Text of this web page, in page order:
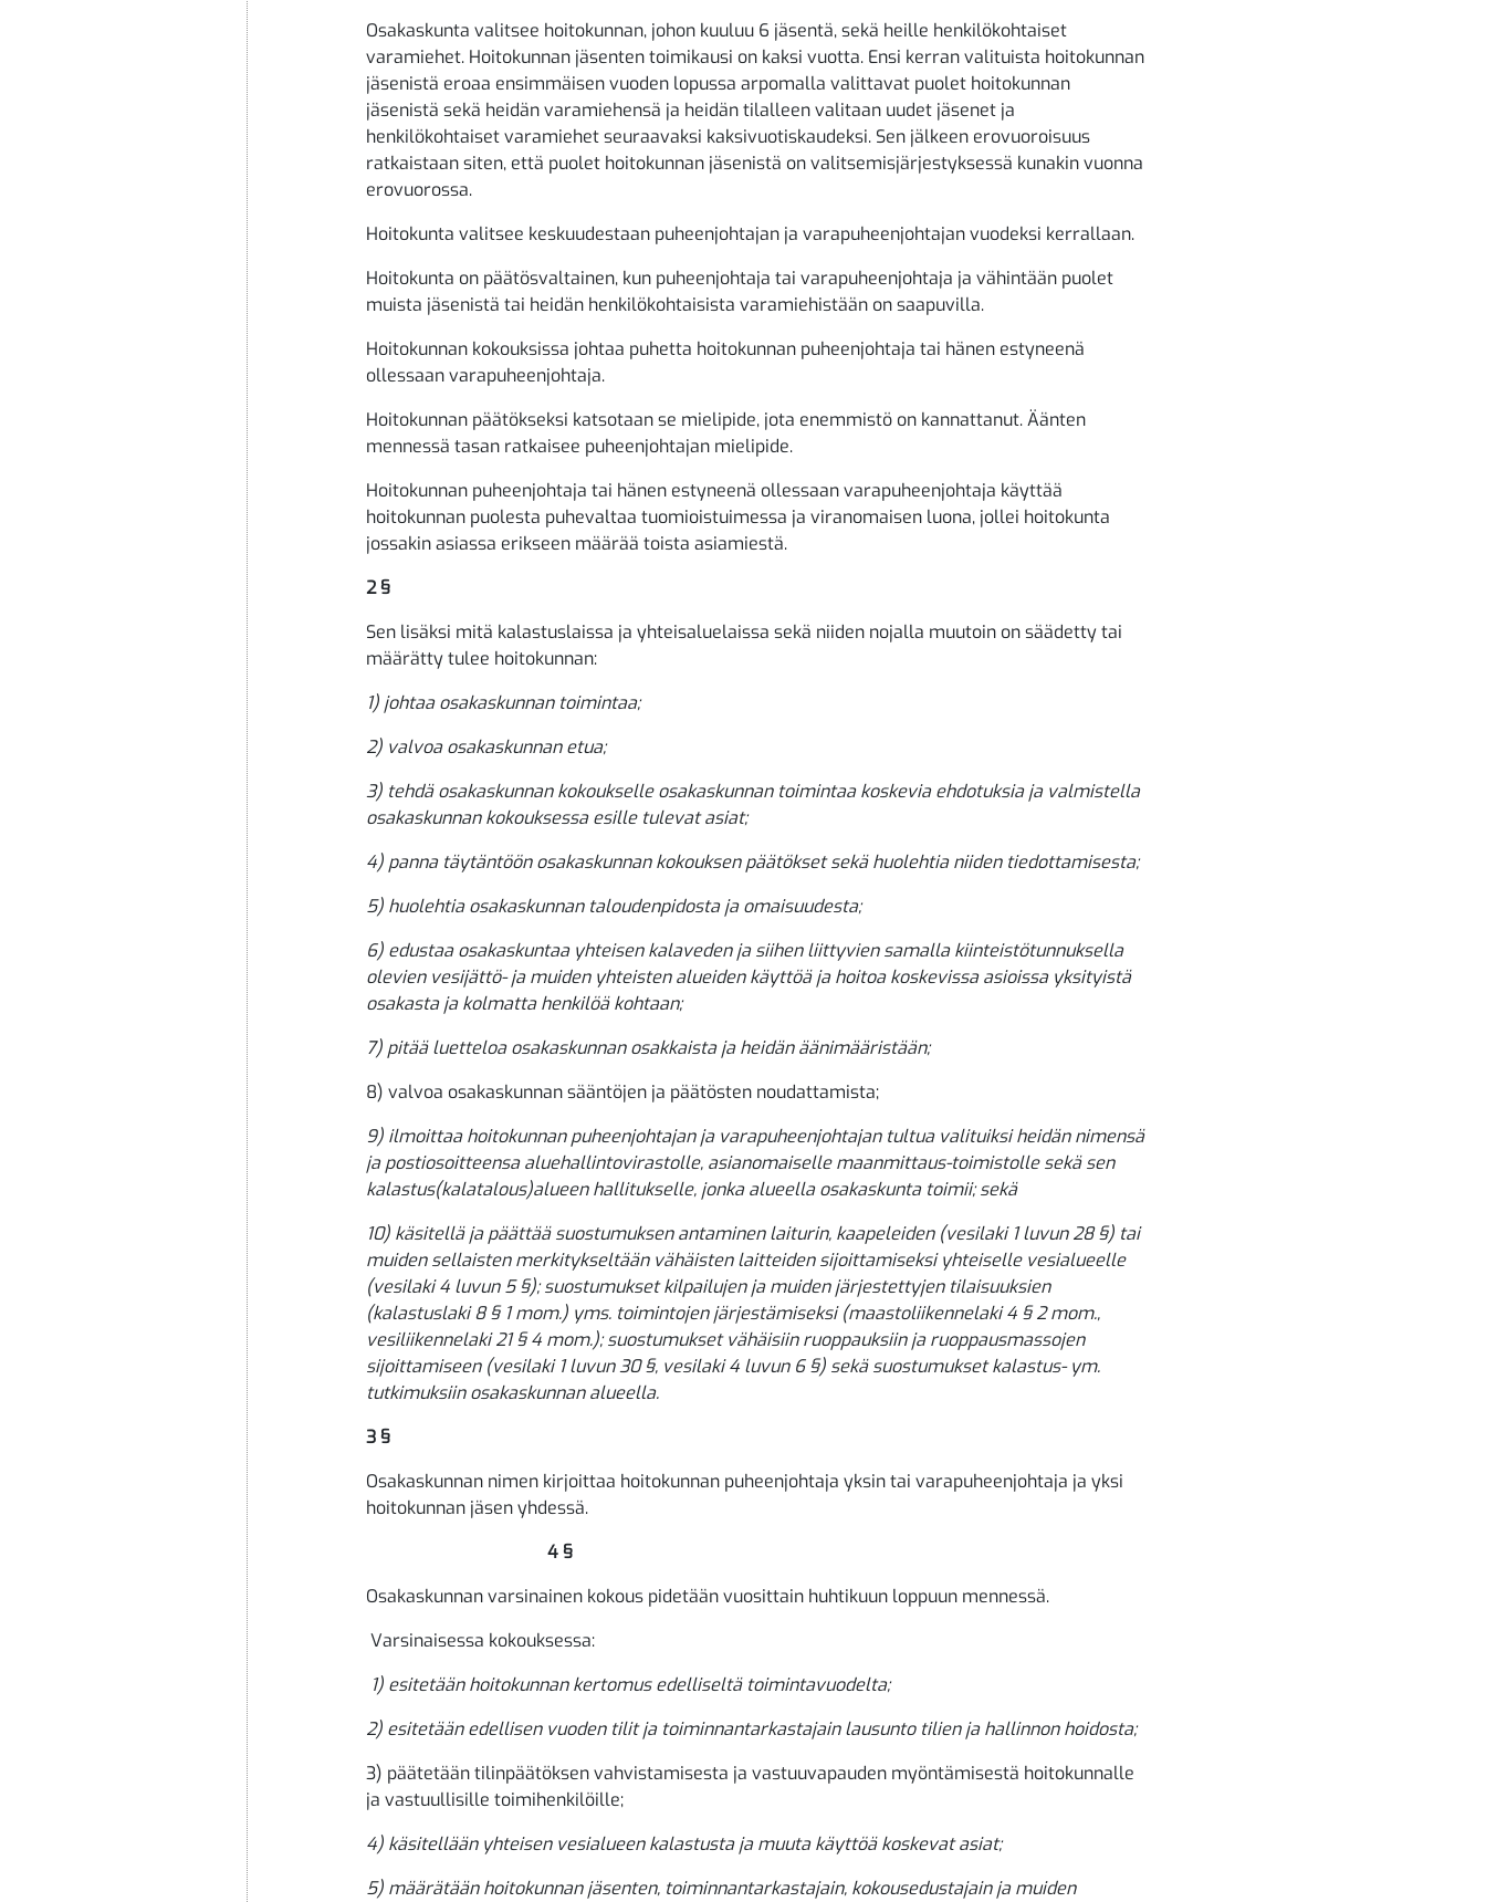
Osakaskunta valitsee hoitokunnan, johon kuuluu 6 jäsentä, sekä heille henkilökohtaiset
varamiehet. Hoitokunnan jäsenten toimikausi on kaksi vuotta. Ensi kerran valituista hoitokunnan
jäsenistä eroaa ensimmäisen vuoden lopussa arpomalla valittavat puolet hoitokunnan
jäsenistä sekä heidän varamiehensä ja heidän tilalleen valitaan uudet jäsenet ja
henkilökohtaiset varamiehet seuraavaksi kaksivuotiskaudeksi. Sen jälkeen erovuoroisuus
ratkaistaan siten, että puolet hoitokunnan jäsenistä on valitsemisjärjestyksessä kunakin vuonna
erovuorossa.
Hoitokunta valitsee keskuudestaan puheenjohtajan ja varapuheenjohtajan vuodeksi kerrallaan.
Hoitokunta on päätösvaltainen, kun puheenjohtaja tai varapuheenjohtaja ja vähintään puolet
muista jäsenistä tai heidän henkilökohtaisista varamiehistään on saapuvilla.
Hoitokunnan kokouksissa johtaa puhetta hoitokunnan puheenjohtaja tai hänen estyneenä
ollessaan varapuheenjohtaja.
Hoitokunnan päätökseksi katsotaan se mielipide, jota enemmistö on kannattanut. Äänten
mennessä tasan ratkaisee puheenjohtajan mielipide.
Hoitokunnan puheenjohtaja tai hänen estyneenä ollessaan varapuheenjohtaja käyttää
hoitokunnan puolesta puhevaltaa tuomioistuimessa ja viranomaisen luona, jollei hoitokunta
jossakin asiassa erikseen määrää toista asiamiestä.
2 §
Sen lisäksi mitä kalastuslaissa ja yhteisaluelaissa sekä niiden nojalla muutoin on säädetty tai
määrätty tulee hoitokunnan:
1) johtaa osakaskunnan toimintaa;
2) valvoa osakaskunnan etua;
3) tehdä osakaskunnan kokoukselle osakaskunnan toimintaa koskevia ehdotuksia ja valmistella
osakaskunnan kokouksessa esille tulevat asiat;
4) panna täytäntöön osakaskunnan kokouksen päätökset sekä huolehtia niiden tiedottamisesta;
5) huolehtia osakaskunnan taloudenpidosta ja omaisuudesta;
6) edustaa osakaskuntaa yhteisen kalaveden ja siihen liittyvien samalla kiinteistötunnuksella
olevien vesijättö- ja muiden yhteisten alueiden käyttöä ja hoitoa koskevissa asioissa yksityistä
osakasta ja kolmatta henkilöä kohtaan;
7) pitää luetteloa osakaskunnan osakkaista ja heidän äänimääristään;
8) valvoa osakaskunnan sääntöjen ja päätösten noudattamista;
9) ilmoittaa hoitokunnan puheenjohtajan ja varapuheenjohtajan tultua valituiksi heidän nimensä
ja postiosoitteensa aluehallintovirastolle, asianomaiselle maanmittaus-toimistolle sekä sen
kalastus(kalatalous)alueen hallitukselle, jonka alueella osakaskunta toimii; sekä
10) käsitellä ja päättää suostumuksen antaminen laiturin, kaapeleiden (vesilaki 1 luvun 28 §) tai
muiden sellaisten merkitykseltään vähäisten laitteiden sijoittamiseksi yhteiselle vesialueelle
(vesilaki 4 luvun 5 §); suostumukset kilpailujen ja muiden järjestettyjen tilaisuuksien
(kalastuslaki 8 § 1 mom.) yms. toimintojen järjestämiseksi (maastoliikennelaki 4 § 2 mom.,
vesiliikennelaki 21 § 4 mom.); suostumukset vähäisiin ruoppauksiin ja ruoppausmassojen
sijoittamiseen (vesilaki 1 luvun 30 §, vesilaki 4 luvun 6 §) sekä suostumukset kalastus- ym.
tutkimuksiin osakaskunnan alueella.
3 §
Osakaskunnan nimen kirjoittaa hoitokunnan puheenjohtaja yksin tai varapuheenjohtaja ja yksi
hoitokunnan jäsen yhdessä.
4 §
Osakaskunnan varsinainen kokous pidetään vuosittain huhtikuun loppuun mennessä.
Varsinaisessa kokouksessa:
1) esitetään hoitokunnan kertomus edelliseltä toimintavuodelta;
2) esitetään edellisen vuoden tilit ja toiminnantarkastajain lausunto tilien ja hallinnon hoidosta;
3) päätetään tilinpäätöksen vahvistamisesta ja vastuuvapauden myöntämisestä hoitokunnalle
ja vastuullisille toimihenkilöille;
4) käsitellään yhteisen vesialueen kalastusta ja muuta käyttöä koskevat asiat;
5) määrätään hoitokunnan jäsenten, toiminnantarkastajain, kokousedustajain ja muiden